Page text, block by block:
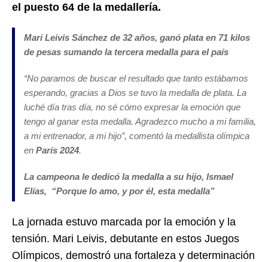
el puesto 64 de la medallería.
Mari Leivis Sánchez de 32 años, ganó plata en 71 kilos
de pesas sumando la tercera medalla para el país
“No paramos de buscar el resultado que tanto estábamos
esperando, gracias a Dios se tuvo la medalla de plata. La
luché día tras día, no sé cómo expresar la emoción que
tengo al ganar esta medalla. Agradezco mucho a mi familia,
a mi entrenador, a mi hijo”, comentó la medallista olímpica
en París 2024.
La campeona le dedicó la medalla a su hijo, Ismael
Elías, “Porque lo amo, y por él, esta medalla”
La jornada estuvo marcada por la emoción y la
tensión. Mari Leivis, debutante en estos Juegos
Olímpicos, demostró una fortaleza y determinación